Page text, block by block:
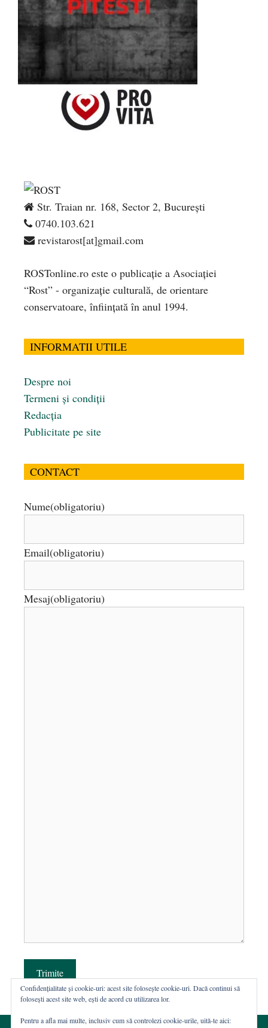
Str. Traian nr. 168, Sector 2, București
0740.103.621
revistarost[at]gmail.com
ROSTonline.ro este o publicaţie a Asociaţiei
“Rost” - organizaţie culturală, de orientare
conservatoare, înfiinţată în anul 1994.
INFORMATII UTILE
Despre noi
Termeni și condiții
Redacția
Publicitate pe site
CONTACT
Nume(obligatoriu)
Email(obligatoriu)
Mesaj(obligatoriu)
Trimite
Confidențialitate și cookie-uri: acest site folosește cookie-uri. Dacă continui să
folosești acest site web, ești de acord cu utilizarea lor.
Pentru a afla mai multe, inclusiv cum să controlezi cookie-urile, uită-te aici: